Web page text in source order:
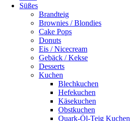
Süßes
Brandteig
Brownies / Blondies
Cake Pops
Donuts
Eis / Nicecream
Gebäck / Kekse
Desserts
Kuchen
Blechkuchen
Hefekuchen
Käsekuchen
Obstkuchen
Quark-Öl-Teig Kuchen